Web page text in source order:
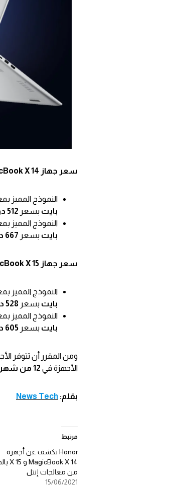
سعر جهاز HONOR MagicBook X 14
النموذج المميز
بايت بسعر 512 دولار
النموذج المميز
بايت بسعر 667 دولار
سعر جهاز MagicBook X 15
النموذج المميز
بايت بسعر 528 دولار
النموذج المميز
بايت بسعر 605 دولار
ومن المقرر أن تتوفر
الأجهزة في 12 من شهر ماي
بقلم: News Tech
مرتبط
Honor تكشف عن أجهزة
من معالجات إنتل
15/06/2021